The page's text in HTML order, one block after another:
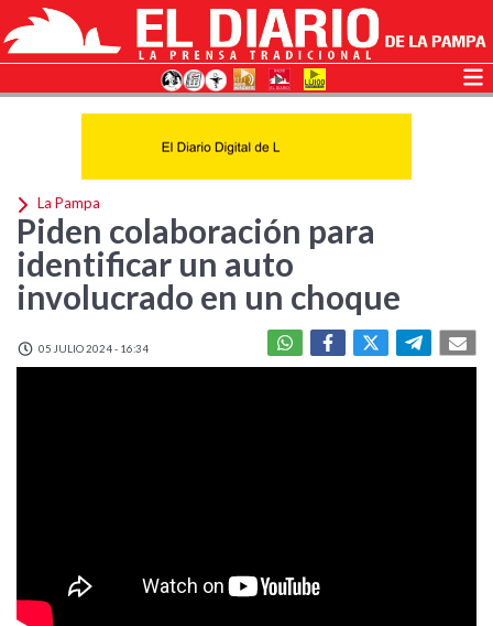
La Pampa
Piden colaboración para
identificar un auto
involucrado en un choque
05 JULIO 2024 - 16:34